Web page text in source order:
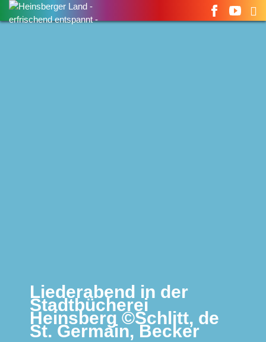
Suchen
nach:
Liederabend in der
Stadtbücherei
Heinsberg ©Schlitt, de
St. Germain, Becker